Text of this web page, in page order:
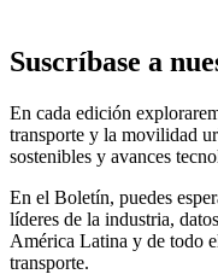
Suscríbase a
En cada edición
transporte y la movilidad
sostenibles y avances
En el Boletín, puedes
líderes de la industria,
América Latina y de todo
transporte.